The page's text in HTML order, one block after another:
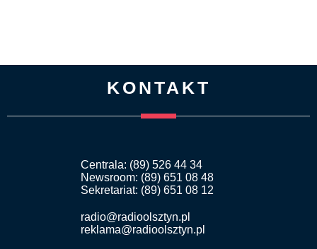
KONTAKT
Centrala: (89) 526 44 34
Newsroom: (89) 651 08 48
Sekretariat: (89) 651 08 12
radio@radioolsztyn.pl
reklama@radioolsztyn.pl